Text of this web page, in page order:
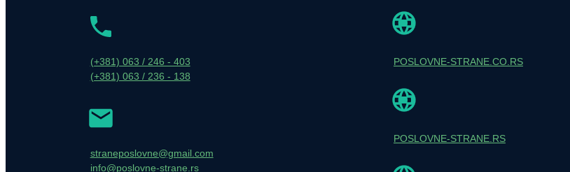
(+381) 063 / 246 - 403
(+381) 063 / 236 - 138
straneposlovne@gmail.com
info@poslovne-strane.rs
POSLOVNE-STRANE.CO.RS
POSLOVNE-STRANE.RS